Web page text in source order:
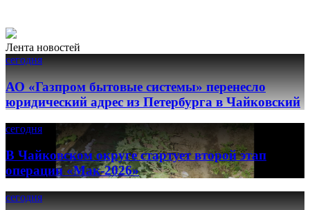
Лента новостей
сегодня
АО «Газпром бытовые системы» перенесло
юридический адрес из Петербурга в Чайковский
сегодня
В Чайковском округе стартует второй этап
операции «Мак-2026»
сегодня